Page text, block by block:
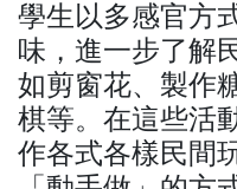
學生以多感官方
味，進一步了解
如剪窗花、製作
棋等。在這些活
作各式各樣民間